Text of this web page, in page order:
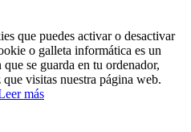
que puedes activar o desactivar
o galleta informática es un
se guarda en tu ordenador,
visitas nuestra página web.
más